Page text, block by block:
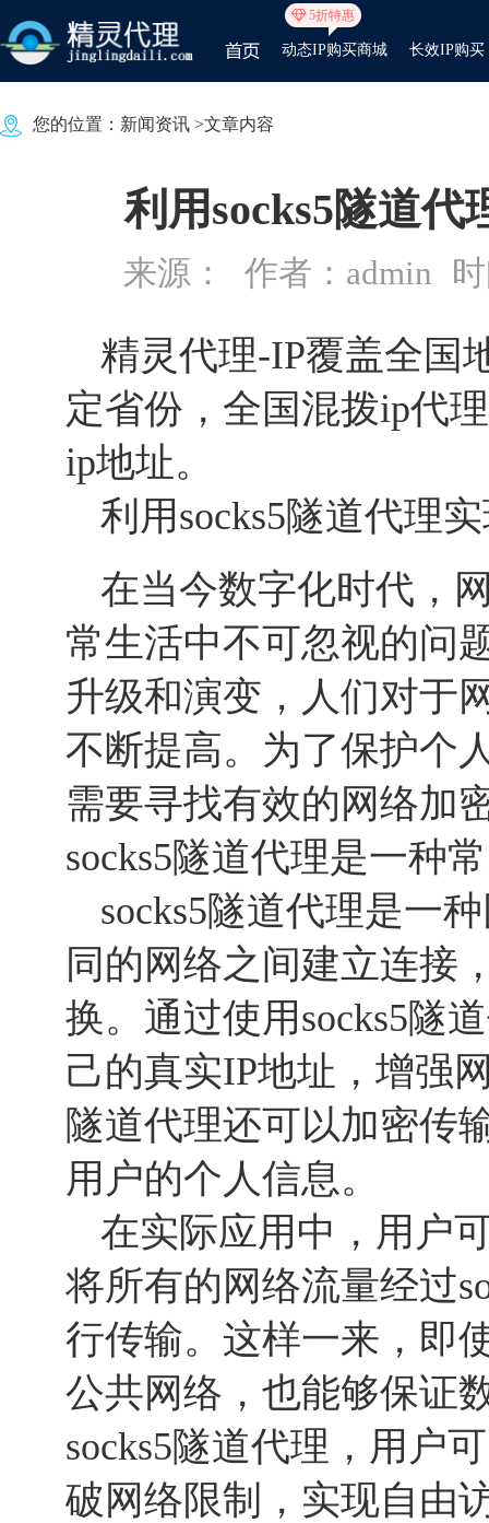
5折特惠
动态IP购买商城 长效IP购买
您的位置： 新闻资讯 >文章内容
利用socks5隧道
来源： 作者：admin
精灵代理-IP覆盖全国
定省份，全国混拨ip代
ip地址。
利用socks5隧道代理
在当今数字化时代，
常生活中不可忽视的问
升级和演变，人们对于
不断提高。为了保护个
需要寻找有效的网络加
socks5隧道代理是一种
socks5隧道代理是一
同的网络之间建立连接
换。通过使用socks5隧
己的真实IP地址，增强
隧道代理还可以加密传
用户的个人信息。
在实际应用中，用户
将所有的网络流量经过
行传输。这样一来，即
公共网络，也能够保证
socks5隧道代理，用户
破网络限制，实现自由